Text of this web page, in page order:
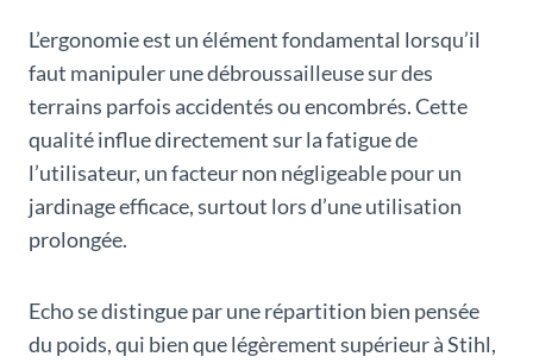
L’ergonomie est un élément fondamental lorsqu’il
faut manipuler une débroussailleuse sur des
terrains parfois accidentés ou encombrés. Cette
qualité influe directement sur la fatigue de
l’utilisateur, un facteur non négligeable pour un
jardinage efficace, surtout lors d’une utilisation
prolongée.
Echo se distingue par une répartition bien pensée
du poids, qui bien que légèrement supérieur à Stihl,